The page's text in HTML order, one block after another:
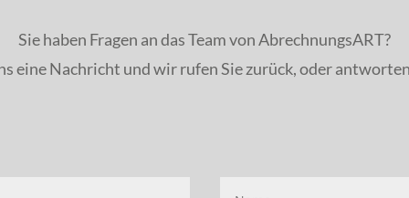
Sie haben Fragen an das Team von AbrechnungsART?
eine Nachricht und wir rufen Sie zurück, oder